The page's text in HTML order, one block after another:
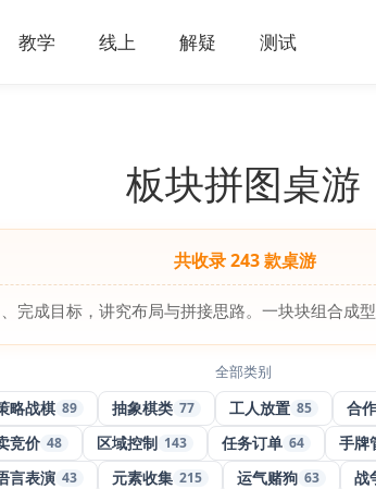
教学 线上 解疑 测试
板块拼图桌游
共收录 243 款桌游
完成目标，讲究布局与拼接思路。一块块组合成
全部类别
略战棋 89 抽象棋类 77 工人放置 85 合
竞价 48 区域控制 143 任务订单 64 手牌
言表演 43 元素收集 215 运气赌狗 63 战